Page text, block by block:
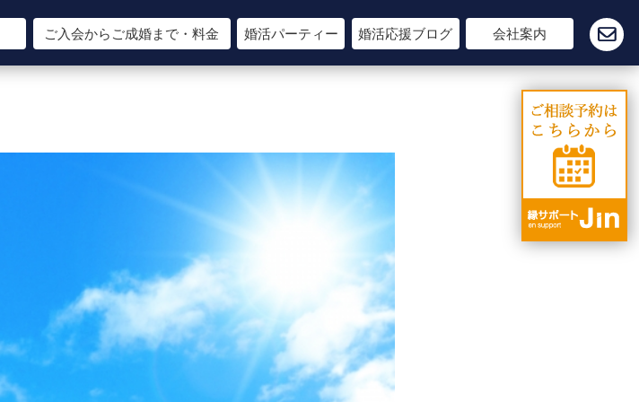
ご入会からご成婚まで・料金 婚活パーティー 婚活応援ブログ 会社案内